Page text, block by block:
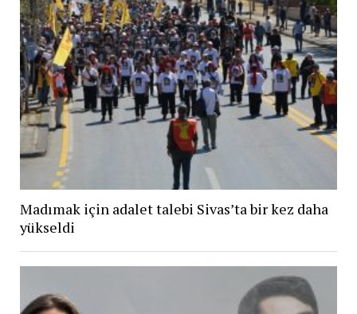
Madımak için adalet talebi Sivas’ta bir kez daha
yükseldi